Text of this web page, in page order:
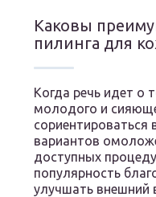
Каковы
пилинга для
Когда речь идет о
молодого и
сориентироваться
вариантов
доступных
популярность
улучшать внешний